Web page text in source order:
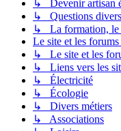
↳ Devenir artisan
↳ Questions
↳ La formation, le
Le site et les
↳ Le site et les
↳ Liens vers les
↳ Électricité
↳ Écologie
↳ Divers métiers
↳ Associations